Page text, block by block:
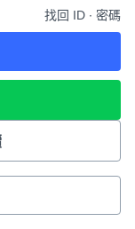
找回 ID ∙ 密碼